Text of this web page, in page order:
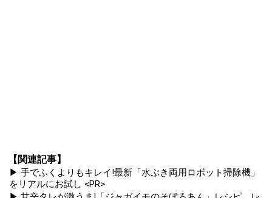
【関連記事】
▶ 手でふくよりもキレイ!最新「水ぶき両用ロボット掃除機」
をリアルにお試し <PR>